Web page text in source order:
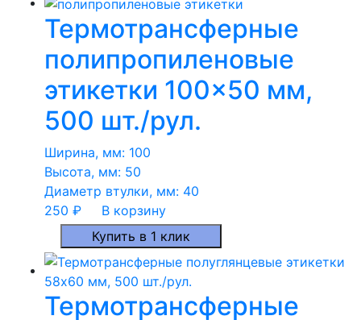
Термотрансферные
полипропиленовые
этикетки 100×50 мм,
500 шт./рул.
Ширина, мм: 100
Высота, мм: 50
Диаметр втулки, мм: 40
250 ₽
В корзину
Купить в 1 клик
Термотрансферные